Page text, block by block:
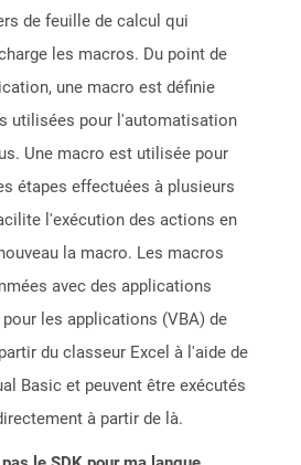
de feuille de calcul qui
les macros. Du point de
une macro est définie
utilisées pour l'automatisation
Une macro est utilisée pour
étapes effectuées à plusieurs
l'exécution des actions en
la macro. Les macros
avec des applications
les applications (VBA) de
du classeur Excel à l'aide de
Basic et peuvent être exécutés
à partir de là.